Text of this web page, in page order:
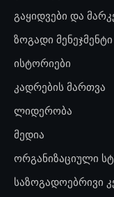
გაყიდვები და
ზოგადი მენეჯმენტი
ისტორიები
კადრების მართვა
ლიდერობა
მედია
ორგანიზაციული
საზოგადოებრივი